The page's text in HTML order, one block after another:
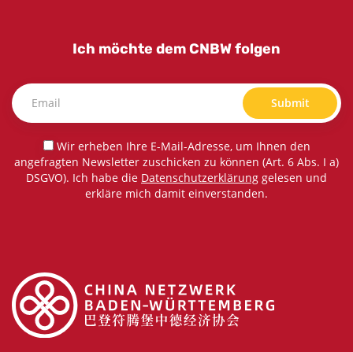
Ich möchte dem CNBW folgen
Submit
Wir erheben Ihre E-Mail-Adresse, um Ihnen den
angefragten Newsletter zuschicken zu können (Art. 6 Abs. I a)
DSGVO). Ich habe die Datenschutzerklärung gelesen und
erkläre mich damit einverstanden.